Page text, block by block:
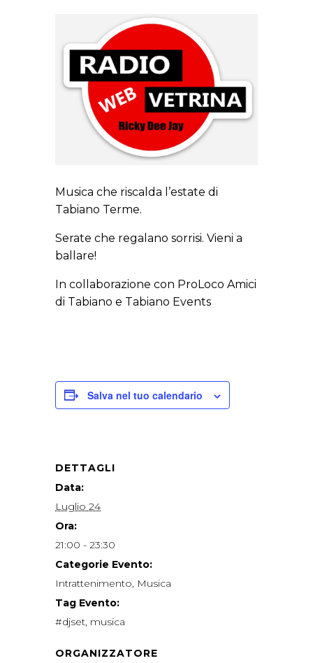
Musica che riscalda l’estate di
Tabiano Terme.
Serate che regalano sorrisi. Vieni a
ballare!
In collaborazione con ProLoco Amici
di Tabiano e Tabiano Events
Salva nel tuo calendario
DETTAGLI
Data:
Luglio 24
Ora:
21:00 - 23:30
Categorie Evento:
Intrattenimento Musica
Tag Evento:
#djset musica
ORGANIZZATORE